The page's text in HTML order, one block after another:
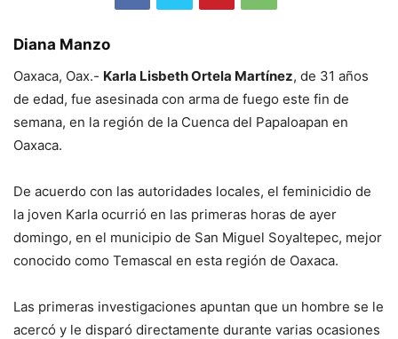
Diana Manzo
Oaxaca, Oax.- Karla Lisbeth Ortela Martínez, de 31 años
de edad, fue asesinada con arma de fuego este fin de
semana, en la región de la Cuenca del Papaloapan en
Oaxaca.
De acuerdo con las autoridades locales, el feminicidio de
la joven Karla ocurrió en las primeras horas de ayer
domingo, en el municipio de San Miguel Soyaltepec, mejor
conocido como Temascal en esta región de Oaxaca.
Las primeras investigaciones apuntan que un hombre se le
acercó y le disparó directamente durante varias ocasiones